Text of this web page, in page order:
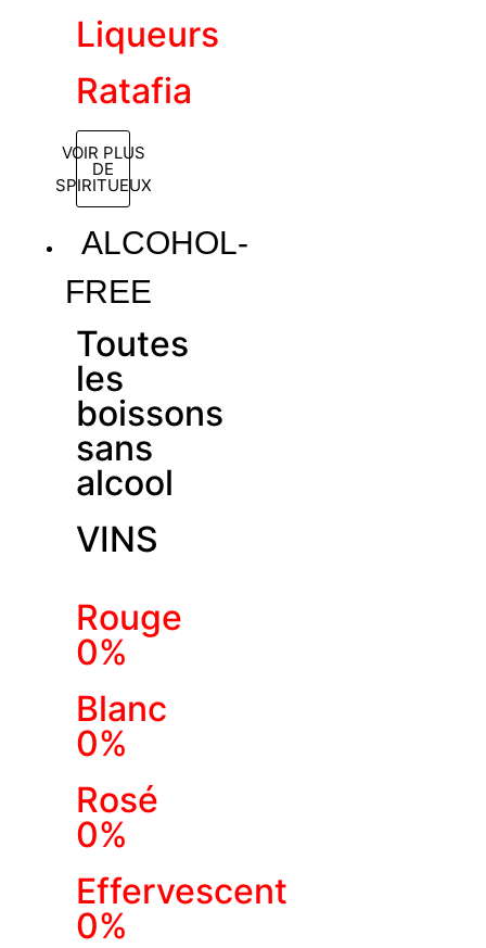
Liqueurs
Ratafia
VOIR PLUS
DE
SPIRITUEUX
ALCOHOL-
FREE
Toutes
les
boissons
sans
alcool
VINS
Rouge
0%
Blanc
0%
Rosé
0%
Effervescent
0%